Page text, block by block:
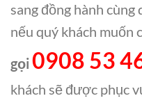
sang đồng hành
nếu quý khách muốn
gọi0908 53
khách sẽ được phục